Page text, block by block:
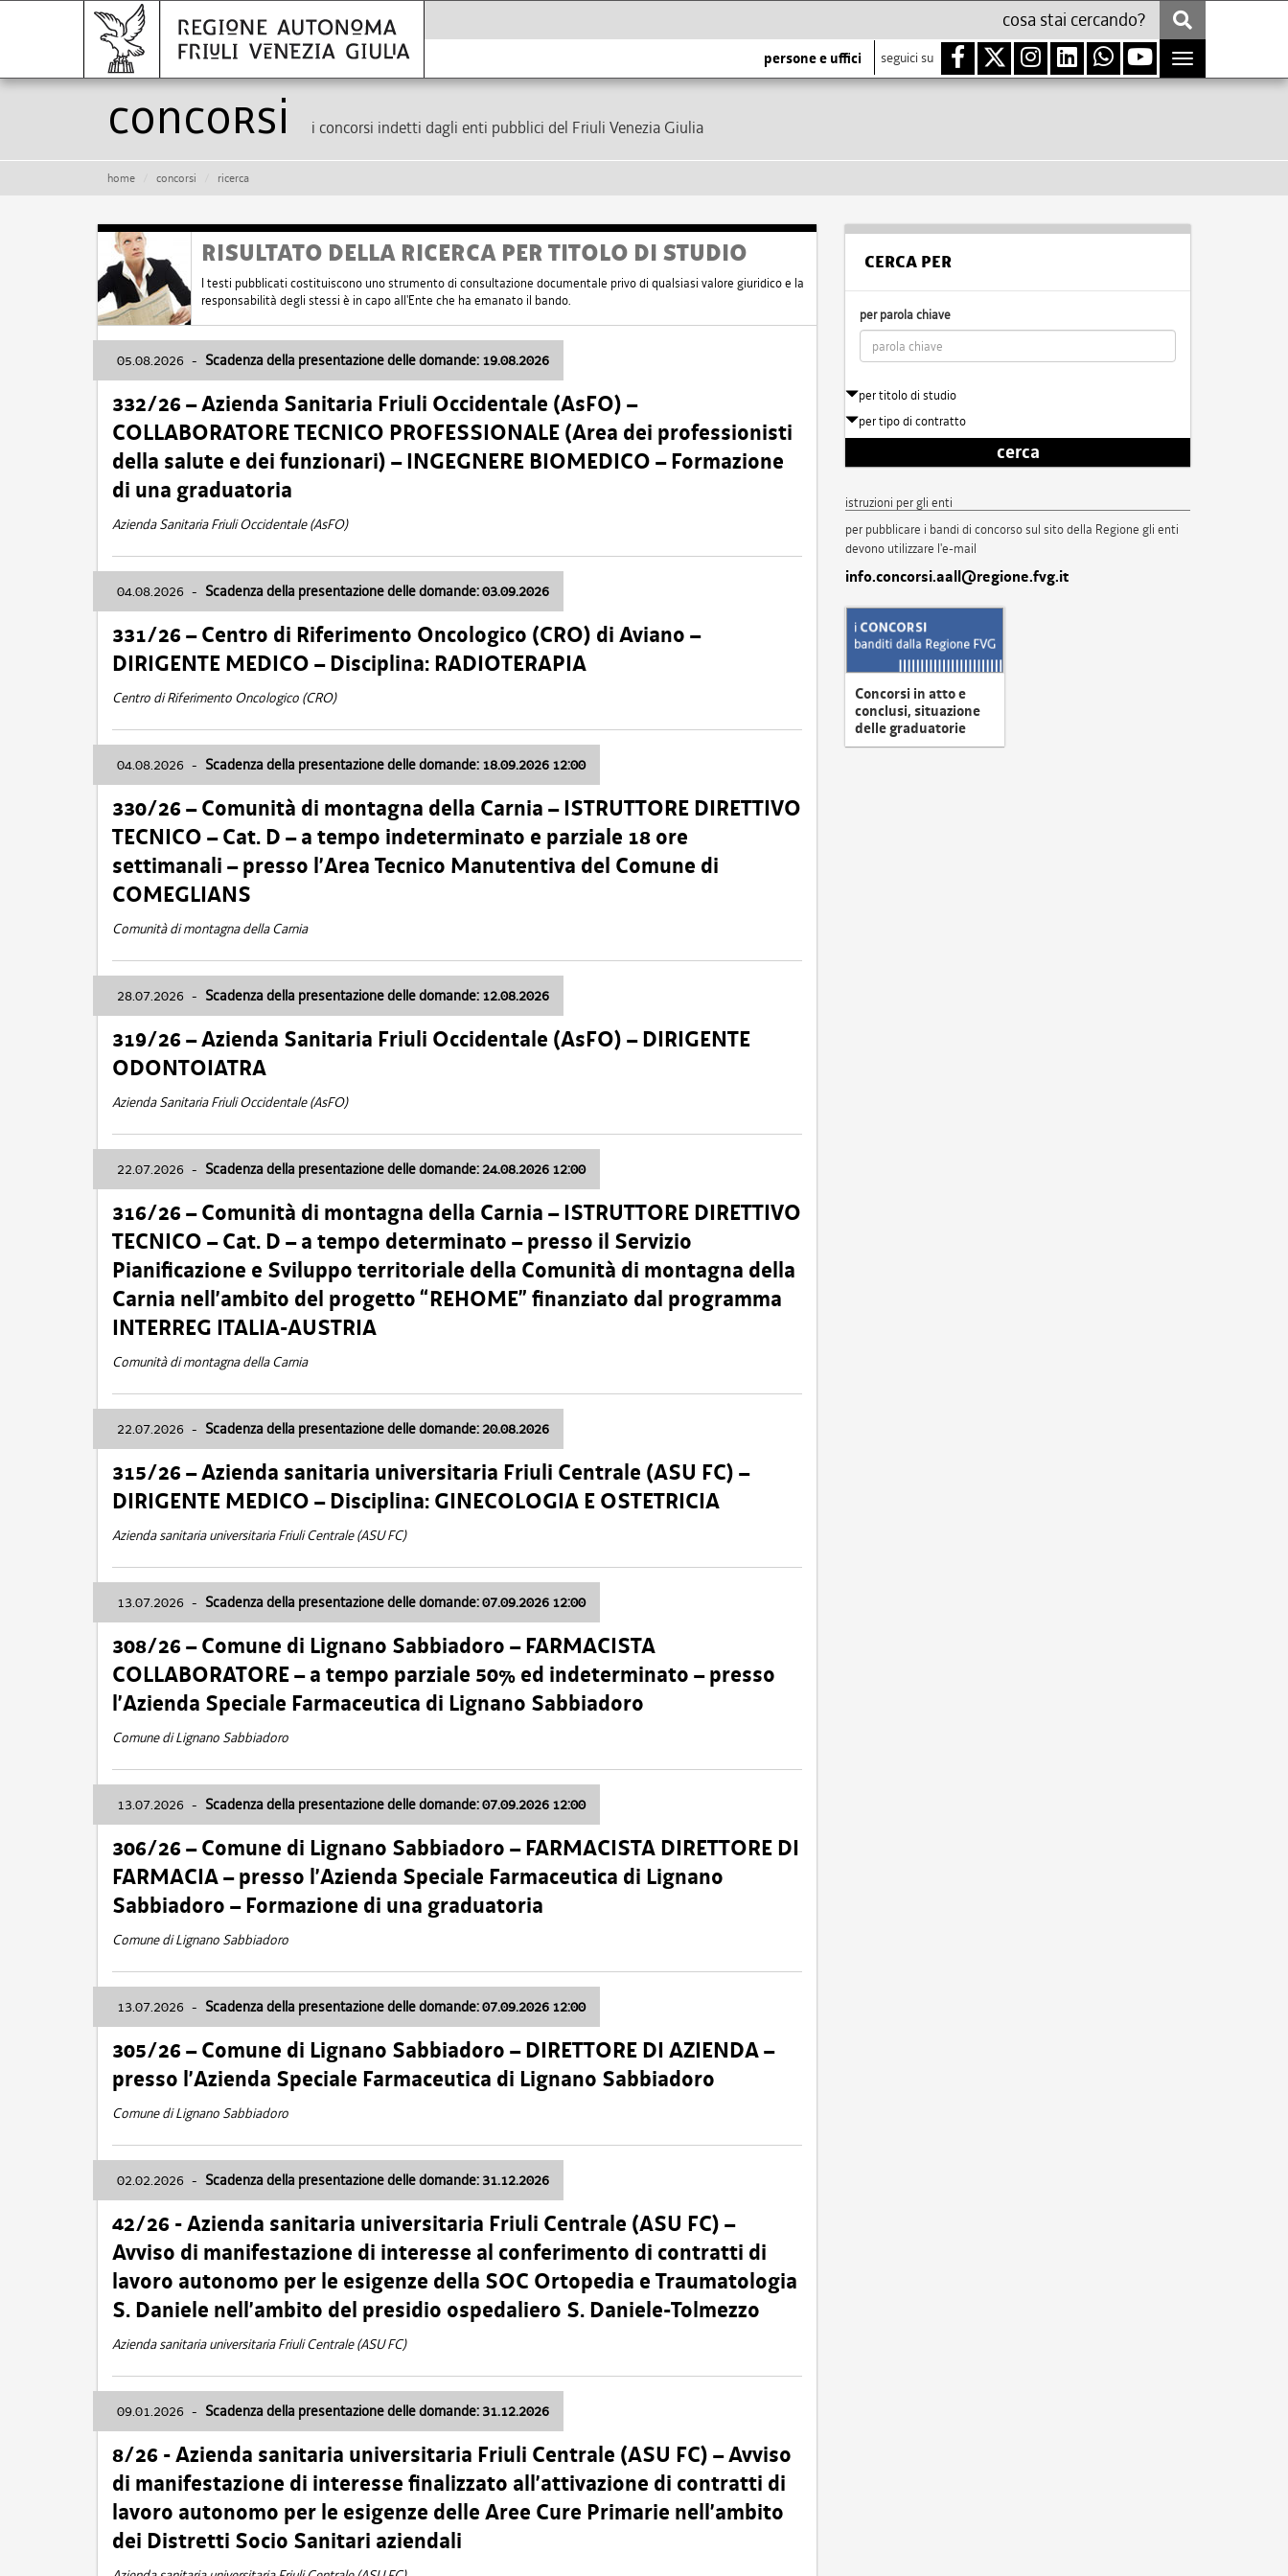
persone e uffici seguici su
Toggle
navigation
Concorsi i concorsi indetti dagli enti pubblici del Friuli Venezia Giulia
home concorsi ricerca
RISULTATO DELLA RICERCA PER TITOLO DI STUDIO
I testi pubblicati costituiscono uno strumento di consultazione documentale privo di qualsiasi valore giuridico e la
responsabilità degli stessi è in capo all'Ente che ha emanato il bando.
05.08.2026 - Scadenza della presentazione delle domande: 19.08.2026
332/26 – Azienda Sanitaria Friuli Occidentale (AsFO) –
COLLABORATORE TECNICO PROFESSIONALE (Area dei professionisti
della salute e dei funzionari) – INGEGNERE BIOMEDICO – Formazione
di una graduatoria
Azienda Sanitaria Friuli Occidentale (AsFO)
04.08.2026 - Scadenza della presentazione delle domande: 03.09.2026
331/26 – Centro di Riferimento Oncologico (CRO) di Aviano –
DIRIGENTE MEDICO – Disciplina: RADIOTERAPIA
Centro di Riferimento Oncologico (CRO)
04.08.2026 - Scadenza della presentazione delle domande: 18.09.2026 12:00
330/26 – Comunità di montagna della Carnia – ISTRUTTORE DIRETTIVO
TECNICO – Cat. D – a tempo indeterminato e parziale 18 ore
settimanali – presso l’Area Tecnico Manutentiva del Comune di
COMEGLIANS
Comunità di montagna della Carnia
28.07.2026 - Scadenza della presentazione delle domande: 12.08.2026
319/26 – Azienda Sanitaria Friuli Occidentale (AsFO) – DIRIGENTE
ODONTOIATRA
Azienda Sanitaria Friuli Occidentale (AsFO)
22.07.2026 - Scadenza della presentazione delle domande: 24.08.2026 12:00
316/26 – Comunità di montagna della Carnia – ISTRUTTORE DIRETTIVO
TECNICO – Cat. D – a tempo determinato – presso il Servizio
Pianificazione e Sviluppo territoriale della Comunità di montagna della
Carnia nell’ambito del progetto “REHOME” finanziato dal programma
INTERREG ITALIA-AUSTRIA
Comunità di montagna della Carnia
22.07.2026 - Scadenza della presentazione delle domande: 20.08.2026
315/26 – Azienda sanitaria universitaria Friuli Centrale (ASU FC) –
DIRIGENTE MEDICO – Disciplina: GINECOLOGIA E OSTETRICIA
Azienda sanitaria universitaria Friuli Centrale (ASU FC)
13.07.2026 - Scadenza della presentazione delle domande: 07.09.2026 12:00
308/26 – Comune di Lignano Sabbiadoro – FARMACISTA
COLLABORATORE – a tempo parziale 50% ed indeterminato – presso
l’Azienda Speciale Farmaceutica di Lignano Sabbiadoro
Comune di Lignano Sabbiadoro
13.07.2026 - Scadenza della presentazione delle domande: 07.09.2026 12:00
306/26 – Comune di Lignano Sabbiadoro – FARMACISTA DIRETTORE DI
FARMACIA – presso l’Azienda Speciale Farmaceutica di Lignano
Sabbiadoro – Formazione di una graduatoria
Comune di Lignano Sabbiadoro
13.07.2026 - Scadenza della presentazione delle domande: 07.09.2026 12:00
305/26 – Comune di Lignano Sabbiadoro – DIRETTORE DI AZIENDA –
presso l’Azienda Speciale Farmaceutica di Lignano Sabbiadoro
Comune di Lignano Sabbiadoro
02.02.2026 - Scadenza della presentazione delle domande: 31.12.2026
42/26 - Azienda sanitaria universitaria Friuli Centrale (ASU FC) –
Avviso di manifestazione di interesse al conferimento di contratti di
lavoro autonomo per le esigenze della SOC Ortopedia e Traumatologia
S. Daniele nell’ambito del presidio ospedaliero S. Daniele-Tolmezzo
Azienda sanitaria universitaria Friuli Centrale (ASU FC)
09.01.2026 - Scadenza della presentazione delle domande: 31.12.2026
8/26 - Azienda sanitaria universitaria Friuli Centrale (ASU FC) – Avviso
di manifestazione di interesse finalizzato all’attivazione di contratti di
lavoro autonomo per le esigenze delle Aree Cure Primarie nell’ambito
dei Distretti Socio Sanitari aziendali
CERCA PER
per parola chiave
per titolo di studio
per tipo di contratto
cerca
istruzioni per gli enti
per pubblicare i bandi di concorso sul sito della Regione gli enti
devono utilizzare l'e-mail
info.concorsi.aall@regione.fvg.it
Concorsi in atto e
conclusi, situazione
delle graduatorie